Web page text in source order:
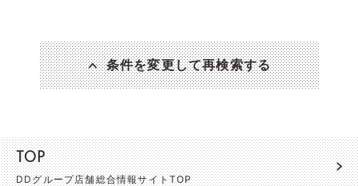
条件を変更して再検索する
TOP
DDグループ店舗総合情報サイトTOP